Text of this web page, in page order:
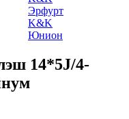
Эрфурт
K&K
Юнион
14*5J/4-